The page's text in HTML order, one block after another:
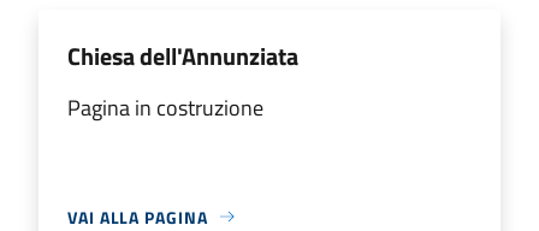
Chiesa dell'Annunziata
Pagina in costruzione
VAI ALLA PAGINA